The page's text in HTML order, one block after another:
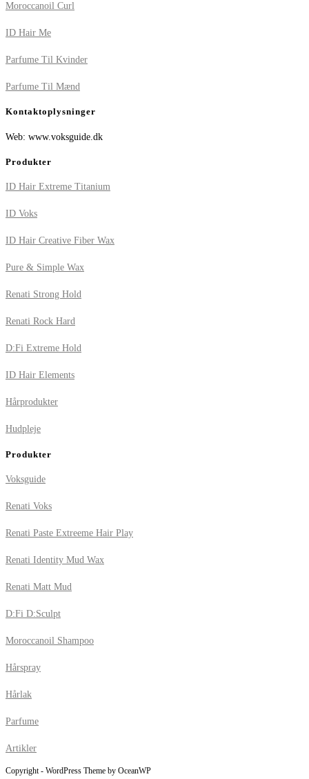
Moroccanoil Curl
ID Hair Me
Parfume Til Kvinder
Parfume Til Mænd
Kontaktoplysninger
Web: www.voksguide.dk
Produkter
ID Hair Extreme Titanium
ID Voks
ID Hair Creative Fiber Wax
Pure & Simple Wax
Renati Strong Hold
Renati Rock Hard
D:Fi Extreme Hold
ID Hair Elements
Hårprodukter
Hudpleje
Produkter
Voksguide
Renati Voks
Renati Paste Extreeme Hair Play
Renati Identity Mud Wax
Renati Matt Mud
D:Fi D:Sculpt
Moroccanoil Shampoo
Hårspray
Hårlak
Parfume
Artikler
Copyright - WordPress Theme by OceanWP